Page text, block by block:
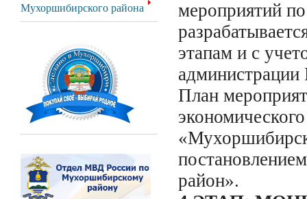
Мухоршибирского района
мероприятий
этапам и с
План
район».